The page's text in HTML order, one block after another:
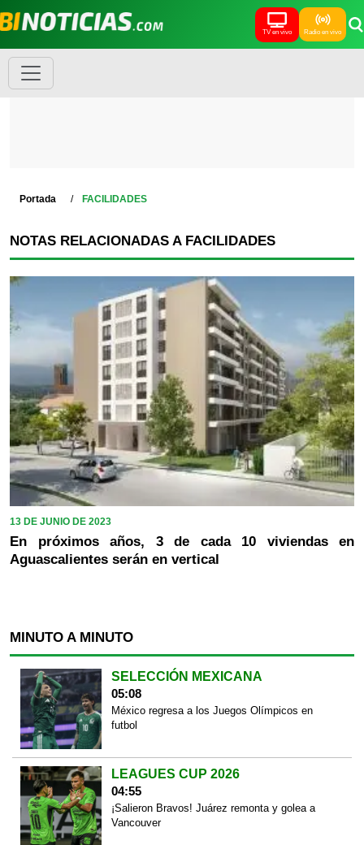
TV en vivo Radio en vivo
Portada FACILIDADES
NOTAS RELACIONADAS A FACILIDADES
13 DE JUNIO DE 2023
En próximos años, 3 de cada 10 viviendas en
Aguascalientes serán en vertical
MINUTO A MINUTO
SELECCIÓN MEXICANA
05:08
México regresa a los Juegos Olímpicos en
futbol
LEAGUES CUP 2026
04:55
¡Salieron Bravos! Juárez remonta y golea a
Vancouver